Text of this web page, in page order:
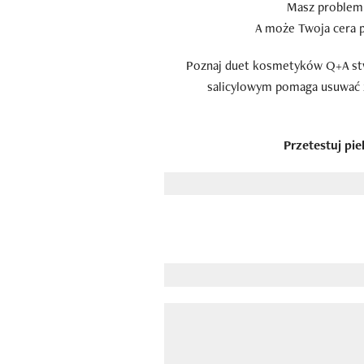
Masz
A może Twoja cera
Poznaj duet kosmetyków Q+A
salicylowym pomaga
Przetestuj